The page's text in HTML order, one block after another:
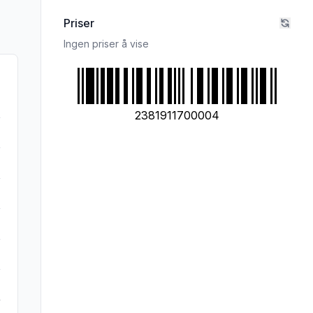
Priser
Ingen priser å vise
2381911700004